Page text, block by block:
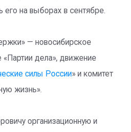
его на выборах в сентябре.
— новосибирское
«Партии дела», движение
силы России» и комитет
жизнь».
организационную и